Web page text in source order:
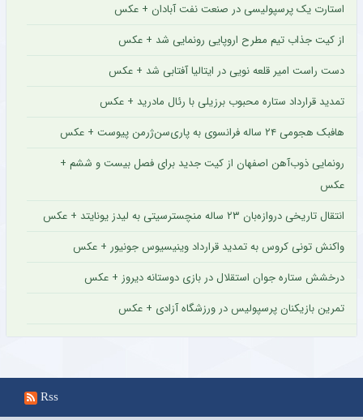
استارت یک پرسپولیسی در صنعت نفت آبادان + عکس
از کیت جذاب تیم مطرح اروپایی رونمایی شد + عکس
دست راست امیر قلعه نویی در ایتالیا آفتابی شد + عکس
تمدید قرارداد ستاره محبوب برزیلی با رئال مادرید + عکس
هافبک هجومی ۲۴ ساله فرانسوی به پاری‌سن‌ژرمن پیوست + عکس
رونمایی ذوب‌آهن اصفهان از کیت جدید برای فصل بیست و ششم +
عکس
انتقال تاریخی دروازه‌بان ۲۳ ساله منچسترسیتی به لیدز یونایتد + عکس
واکنش تونی کروس به تمدید قرارداد وینیسیوس جونیور + عکس
درخشش ستاره جوان استقلال در بازی دوستانه دیروز + عکس
تمرین بازیکنان پرسپولیس در ورزشگاه آزادی + عکس
Rss